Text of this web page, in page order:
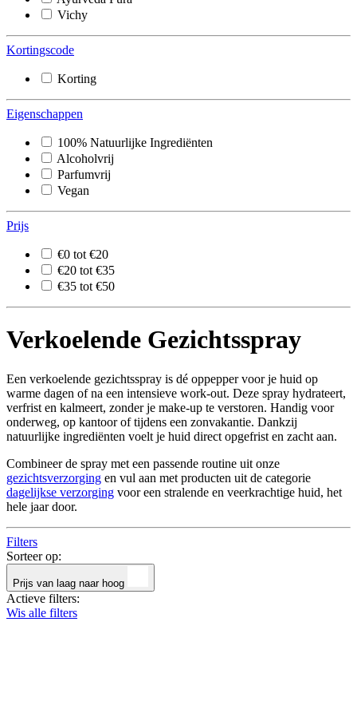
Vichy
Kortingscode
Korting
Eigenschappen
100% Natuurlijke Ingrediënten
Alcoholvrij
Parfumvrij
Vegan
Prijs
€0 tot €20
€20 tot €35
€35 tot €50
Verkoelende Gezichtsspray
Een verkoelende gezichtsspray is dé oppepper voor je huid op
warme dagen of na een intensieve work-out. Deze spray hydrateert,
verfrist en kalmeert, zonder je make-up te verstoren. Handig voor
onderweg, op kantoor of tijdens een zonvakantie. Dankzij
natuurlijke ingrediënten voelt je huid direct opgefrist en zacht aan.
Combineer de spray met een passende routine uit onze
gezichtsverzorging en vul aan met producten uit de categorie
dagelijkse verzorging voor een stralende en veerkrachtige huid, het
hele jaar door.
Filters
Sorteer op:
Prijs van laag naar hoog
Actieve filters:
Wis alle filters